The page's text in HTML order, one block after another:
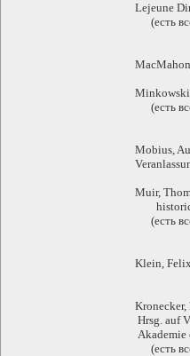
Lejeune
(есть
(есть
Mobius,
Muir,
(есть
Klein,
Hrsg. auf
Akademie
(есть